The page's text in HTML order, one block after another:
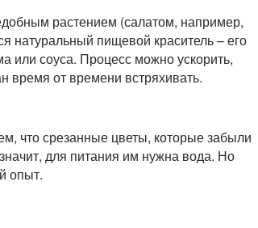
растением (салатом, например,
натуральный пищевой краситель – его
или соуса. Процесс можно ускорить,
время от времени встряхивать.
что срезанные цветы, которые забыли
для питания им нужна вода. Но
опыт.